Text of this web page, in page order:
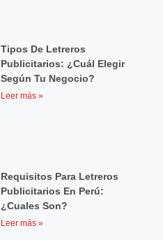
Tipos De Letreros
Publicitarios: ¿cuál Elegir
Según Tu Negocio?
Leer más »
Requisitos Para Letreros
Publicitarios En Perú:
¿Cuales Son?
Leer más »